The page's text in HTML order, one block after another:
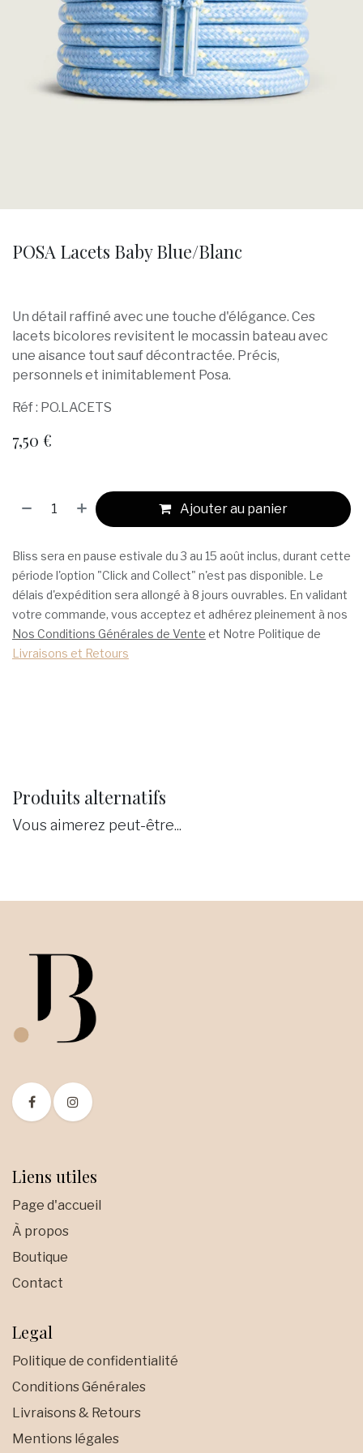
POSA Lacets Baby Blue/Blanc
Un détail raffiné avec une touche d'élégance. Ces
lacets bicolores revisitent le mocassin bateau avec
une aisance tout sauf décontractée. Précis,
personnels et inimitablement Posa.
Réf : PO.LACETS
7,50 €
Ajouter au panier
Bliss sera en pause estivale du 3 au 15 août inclus, durant cette
période l'option "Click and Collect" n'est pas disponible. Le
délais d'expédition sera allongé à 8 jours ouvrables. En validant
votre commande, vous acceptez et adhérez pleinement à nos
Nos Conditions Générales de Vente et Notre Politique de
Livraisons et Retours
Produits alternatifs
Vous aimerez peut-être...
Liens utiles
Page d'accueil
À propos
Boutique
Contact
Legal
Politique de confidentialité
Conditions Générales
Livraisons & Retours
Mentions légales